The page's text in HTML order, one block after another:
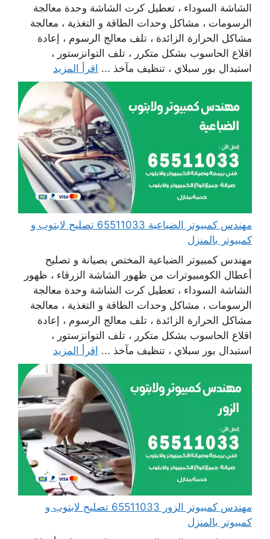
الشاشة السوداء ، تعطيل كرت الشاشة وحدة معالجة
الرسومات ، مشاكل وحدات الطاقة و التغذية ، معالجة
مشاكل الحرارة الزائدة ، تلف معالج الرسوم ، إعادة
اقلاع الحاسوب بشكل متكرر ، تلف التوانزستور ،
استبدال بور سبلاي ، تنظيف مآخذ ... اقرأ المزيد
مهندس كمبيوتر الضباعية 65511033 تصليح لابتوب و
كمبيوتر بالمنزل
مهندس كمبيوتر الضباعية المختص بصيانة و تصليح
أعطال الكومبيوترات من ظهور الشاشة الزرقاء ، ظهور
الشاشة السوداء ، تعطيل كرت الشاشة وحدة معالجة
الرسومات ، مشاكل وحدات الطاقة و التغذية ، معالجة
مشاكل الحرارة الزائدة ، تلف معالج الرسوم ، إعادة
اقلاع الحاسوب بشكل متكرر ، تلف التوانزستور ،
استبدال بور سبلاي ، تنظيف مآخذ ... اقرأ المزيد
مهندس كمبيوتر الزور 65511033 تصليح لابتوب و
كمبيوتر بالمنزل